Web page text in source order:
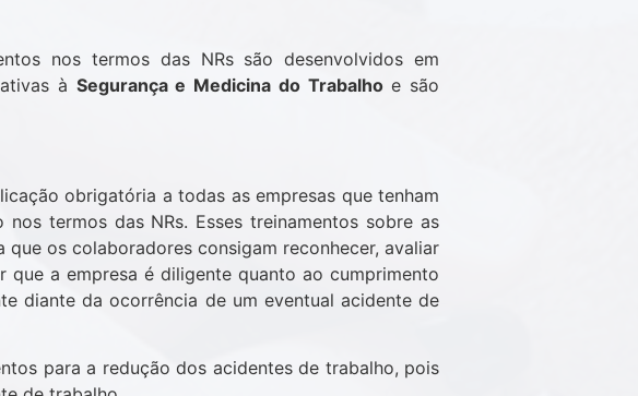
nos termos das NRs são desenvolvidos em
à Segurança e Medicina do Trabalhoe são
obrigatória a todas as empresas que tenham
termos das NRs. Esses treinamentos sobre as
os colaboradores consigam reconhecer, avaliar
a empresa é diligente quanto ao cumprimento
diante da ocorrência de um eventual acidente de
para a redução dos acidentes de trabalho, pois